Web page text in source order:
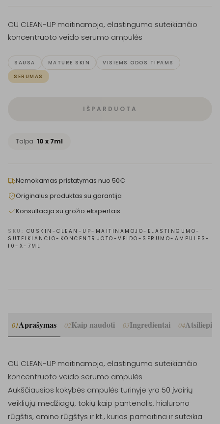
CU CLEAN-UP maitinamojo, elastingumo suteikiančio
koncentruoto veido serumo ampulės
SAUSA MATURE SKIN
VISIEMS ODOS TIPAMS
SERUMAS
IŠPARDUOTA
Talpa 10 x 7ml
Nemokamas pristatymas nuo 50€
Originalus produktas su garantija
Konsultacija su grožio ekspertais
SKU: CUSKIN-CLEAN-UP-MAITINAMOJO-ELASTINGUMO-
SUTEIKIANCIO-KONCENTRUOTO-VEIDO-SERUMO-AMPULES-
10-X-7ML
01Aprašymas 02Kaip naudoti 03Ingredientai 04
CU CLEAN-UP maitinamojo, elastingumo suteikiančio
koncentruoto veido serumo ampulės
Aukščiausios kokybės ampulės turinyje yra 50 įvairių
veikliųjų medžiagų, tokių kaip pantenolis, hialurono
rūgštis, amino rūgštys ir kt., kurios pamaitina ir suteikia